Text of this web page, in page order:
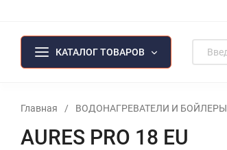
КАТАЛОГ ТОВАРОВ
Главная / ВОДОНАГРЕВАТЕЛИ И БОЙЛЕРЫ
AURES PRO 18 EU